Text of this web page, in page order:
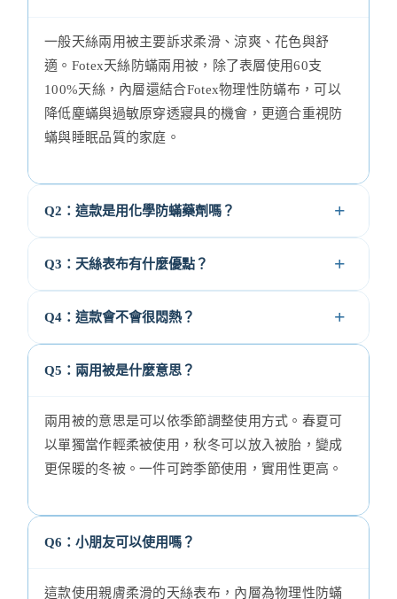
一般天絲兩用被主要訴求柔滑、涼爽、花色與舒
適。Fotex天絲防蟎兩用被，除了表層使用60支
100%天絲，內層還結合Fotex物理性防蟎布，可以
降低塵蟎與過敏原穿透寢具的機會，更適合重視防
蟎與睡眠品質的家庭。
Q2：這款是用化學防蟎藥劑嗎？
Q3：天絲表布有什麼優點？
Q4：這款會不會很悶熱？
Q5：兩用被是什麼意思？
兩用被的意思是可以依季節調整使用方式。春夏可
以單獨當作輕柔被使用，秋冬可以放入被胎，變成
更保暖的冬被。一件可跨季節使用，實用性更高。
Q6：小朋友可以使用嗎？
這款使用親膚柔滑的天絲表布，內層為物理性防蟎